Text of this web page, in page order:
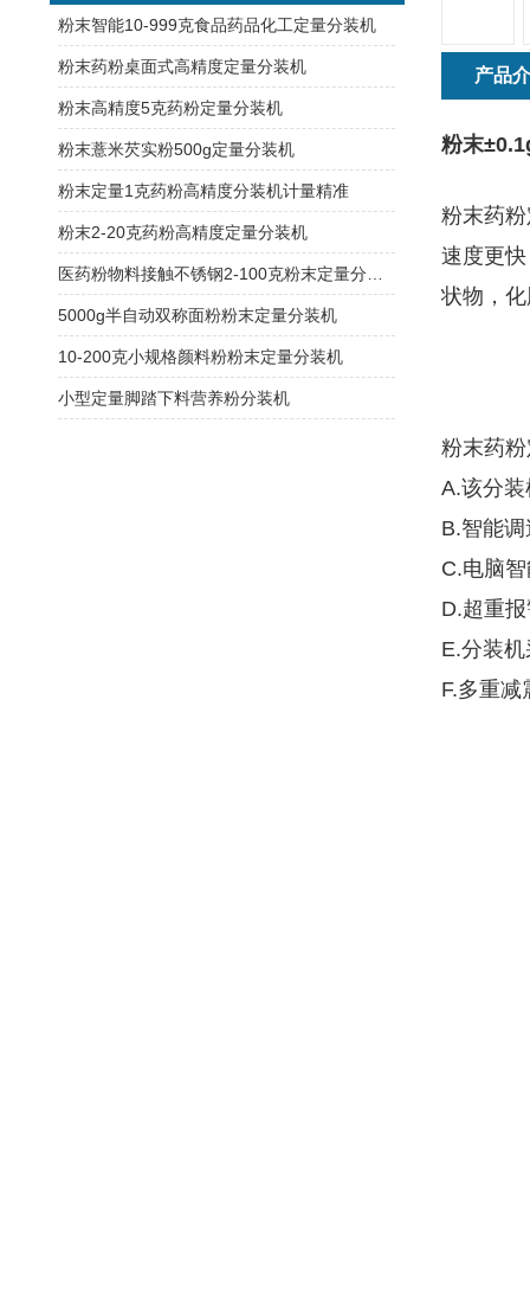
产品
粉末‌
粉末药
速度更
状物，
粉末药
A.该分
B.智能
C.电脑
D.超重
E.分装
F.多重减
粉末智能10-999克食品药品化工定量分装机
粉末药粉桌面式高精度定量分装机
粉末高精度5克药粉定量分装机
粉末薏米芡实粉500g定量分装机
粉末定量1克药粉高精度分装机计量精准
粉末2-20克药粉高精度定量分装机
5000g半自动双称面粉粉末定量分装机
10-200克小规格颜料粉粉末定量分装机
小型定量脚踏下料营养粉分装机